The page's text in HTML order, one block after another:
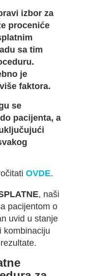
izbor za
proceniće
sa tim
je
faktora.
se
pacijenta, a
OVDE.
, naši
pacijentom o
uvid u stanje
kombinaciju